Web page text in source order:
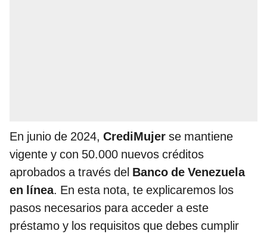
En junio de 2024, CrediMujer se mantiene
vigente y con 50.000 nuevos créditos
aprobados a través del Banco de Venezuela
en línea. En esta nota, te explicaremos los
pasos necesarios para acceder a este
préstamo y los requisitos que debes cumplir